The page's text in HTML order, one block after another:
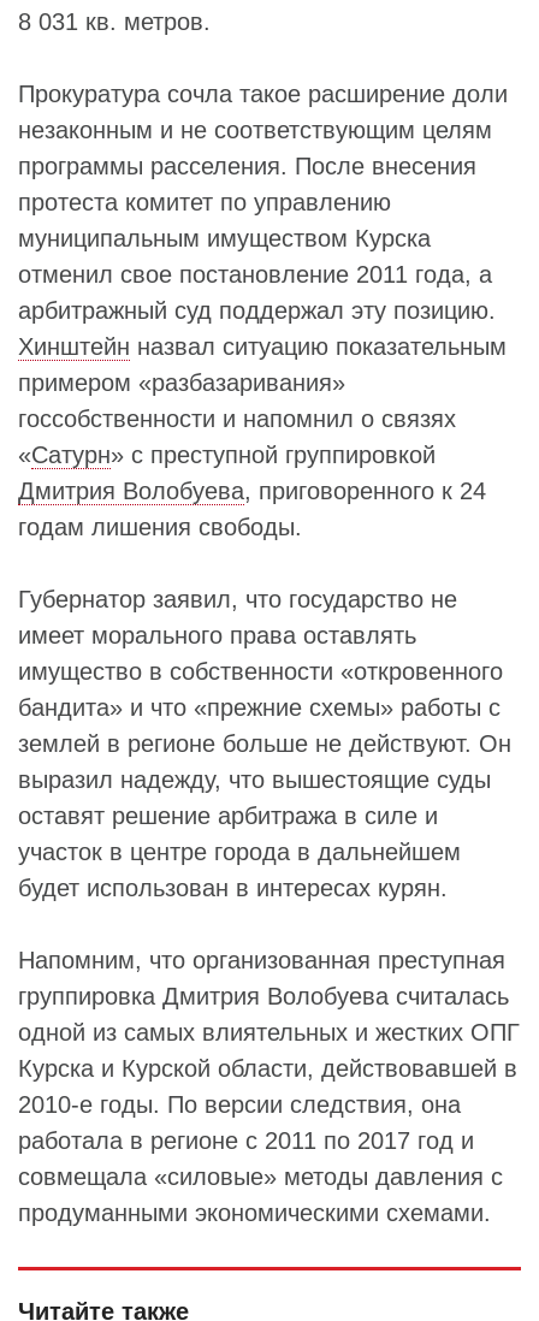
8 031 кв. метров.
Прокуратура сочла такое расширение доли
незаконным и не соответствующим целям
программы расселения. После внесения
протеста комитет по управлению
муниципальным имуществом Курска
отменил свое постановление 2011 года, а
арбитражный суд поддержал эту позицию.
Хинштейн назвал ситуацию показательным
примером «разбазаривания»
госсобственности и напомнил о связях
«Сатурн» с преступной группировкой
Дмитрия Волобуева, приговоренного к 24
годам лишения свободы.
Губернатор заявил, что государство не
имеет морального права оставлять
имущество в собственности «откровенного
бандита» и что «прежние схемы» работы с
землей в регионе больше не действуют. Он
выразил надежду, что вышестоящие суды
оставят решение арбитража в силе и
участок в центре города в дальнейшем
будет использован в интересах курян.
Напомним, что организованная преступная
группировка Дмитрия Волобуева считалась
одной из самых влиятельных и жестких ОПГ
Курска и Курской области, действовавшей в
2010-е годы. По версии следствия, она
работала в регионе с 2011 по 2017 год и
совмещала «силовые» методы давления с
продуманными экономическими схемами.
Читайте также